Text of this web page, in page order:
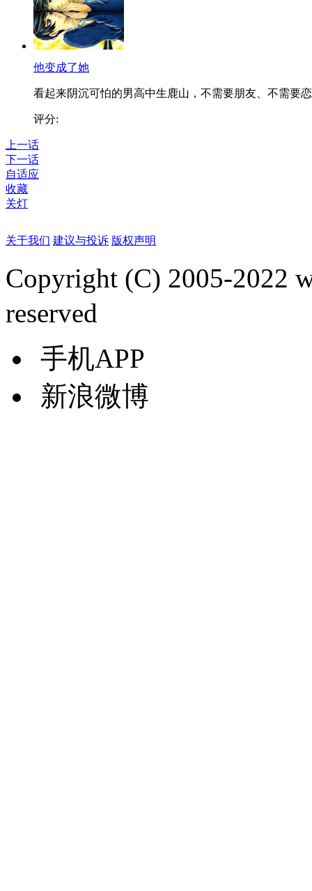
他变成了她
看起来阴沉可怕的男高中生鹿山，不需要朋友、不需要
评分:
上一话
下一话
自适应
收藏
关灯
关于我们 建议与投诉 版权声明
Copyright (C) 2005-2022
reserved
手机APP
新浪微博